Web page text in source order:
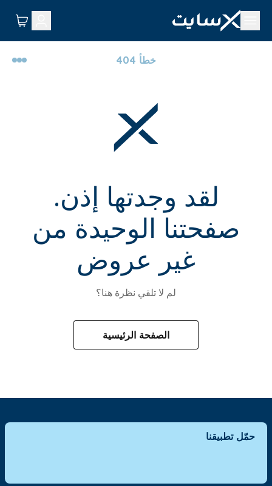
خطأ 404
لقد وجدتها إذن.
صفحتنا الوحيدة من
غير عروض
لم لا تلقي نظرة هنا؟
الصفحة الرئيسية
حمّل تطبيقنا